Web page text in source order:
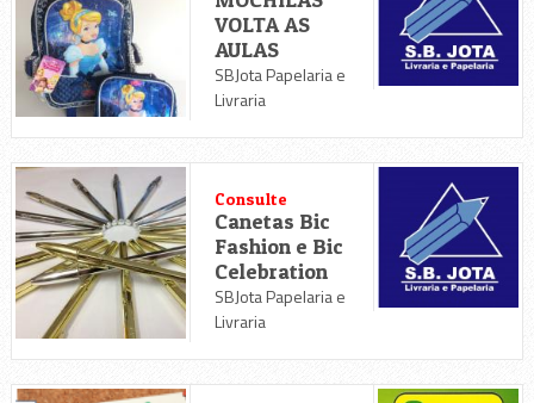
VOLTA AS
AULAS
SBJota Papelaria e
Livraria
Consulte
Canetas Bic
Fashion e Bic
Celebration
SBJota Papelaria e
Livraria